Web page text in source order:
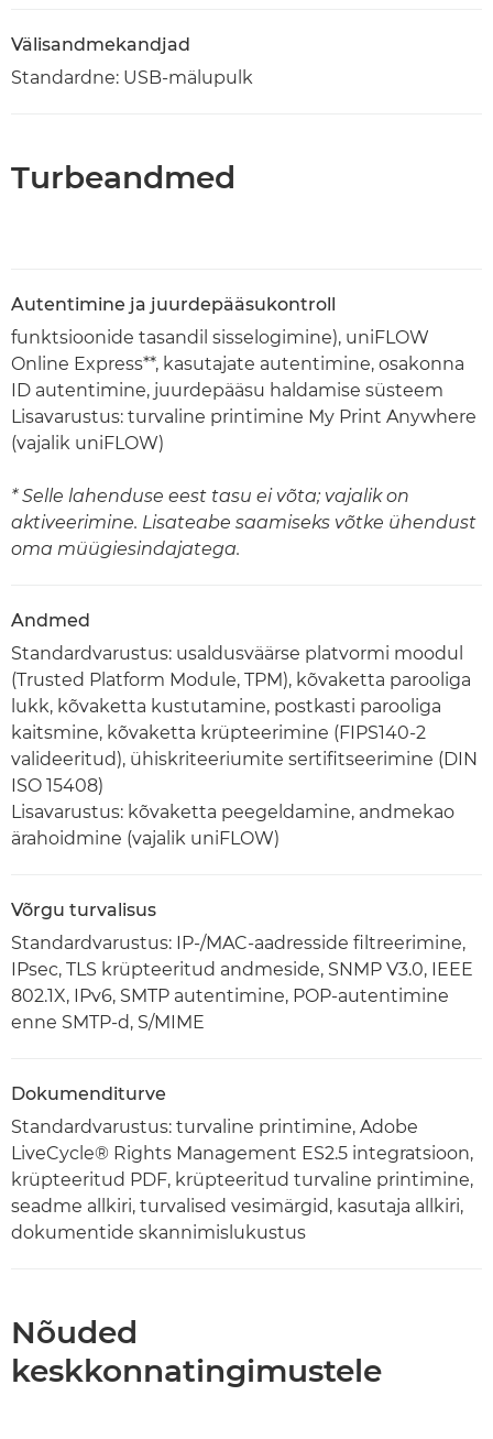
Välisandmekandjad
Standardne: USB-mälupulk
Turbeandmed
Autentimine ja juurdepääsukontroll
funktsioonide tasandil sisselogimine), uniFLOW
Online Express**, kasutajate autentimine, osakonna
ID autentimine, juurdepääsu haldamise süsteem
Lisavarustus: turvaline printimine My Print Anywhere
(vajalik uniFLOW)
* Selle lahenduse eest tasu ei võta; vajalik on
aktiveerimine. Lisateabe saamiseks võtke ühendust
oma müügiesindajatega.
Andmed
Standardvarustus: usaldusväärse platvormi moodul
(Trusted Platform Module, TPM), kõvaketta parooliga
lukk, kõvaketta kustutamine, postkasti parooliga
kaitsmine, kõvaketta krüpteerimine (FIPS140-2
valideeritud), ühiskriteeriumite sertifitseerimine (DIN
ISO 15408)
Lisavarustus: kõvaketta peegeldamine, andmekao
ärahoidmine (vajalik uniFLOW)
Võrgu turvalisus
Standardvarustus: IP-/MAC-aadresside filtreerimine,
IPsec, TLS krüpteeritud andmeside, SNMP V3.0, IEEE
802.1X, IPv6, SMTP autentimine, POP-autentimine
enne SMTP-d, S/MIME
Dokumenditurve
Standardvarustus: turvaline printimine, Adobe
LiveCycle® Rights Management ES2.5 integratsioon,
krüpteeritud PDF, krüpteeritud turvaline printimine,
seadme allkiri, turvalised vesimärgid, kasutaja allkiri,
dokumentide skannimislukustus
Nõuded
keskkonnatingimustele